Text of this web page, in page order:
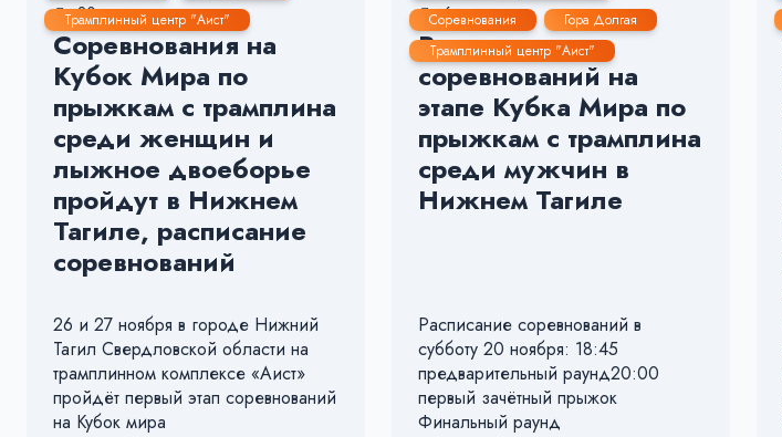
Трамплинный центр "Аист"
20
Соревнования на
Кубок Мира по
прыжкам с трамплина
среди женщин и
лыжное двоеборье
пройдут в Нижнем
Тагиле, расписание
соревнований
26 и 27 ноября в городе Нижний
Тагил Свердловской области на
трамплинном комплексе «Аист»
пройдёт первый этап соревнований
на Кубок мира
Соревнования
Гора Долгая
Трамплинный центр "Аист"
6
Результаты
соревнований на
этапе Кубка Мира по
прыжкам с трамплина
среди мужчин в
Нижнем Тагиле
Расписание соревнований в
субботу 20 ноября: 18:45
предварительный раунд20:00
первый зачётный прыжок
Финальный раунд